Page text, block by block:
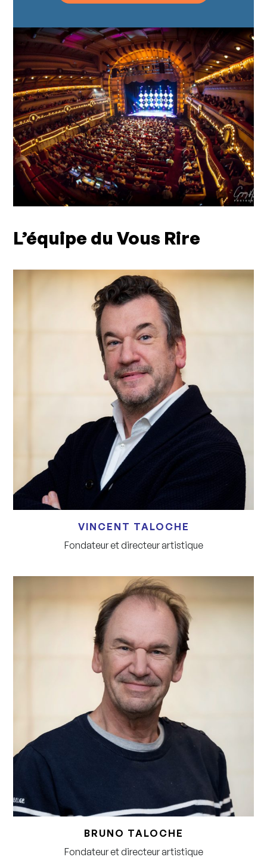
L’équipe du Vous Rire
VINCENT TALOCHE
Fondateur et directeur artistique
BRUNO TALOCHE
Fondateur et directeur artistique